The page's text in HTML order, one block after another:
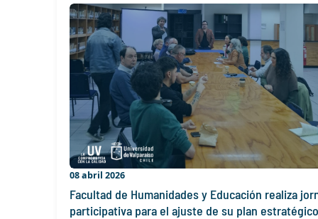
08 abril 2026
Facultad de Humanidades y Educación realiza
participativa para el ajuste de su plan estratégico